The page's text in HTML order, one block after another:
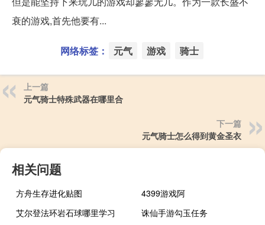
衰的游戏,首先他要有...
网络标签： 元气 游戏 骑士
上一篇
元气骑士特殊武器在哪里合
下一篇
元气骑士怎么得到黄金圣衣
相关问题
方舟生存进化贴图
4399游戏阿
艾尔登法环岩石球哪里学习
诛仙手游勾玉任务